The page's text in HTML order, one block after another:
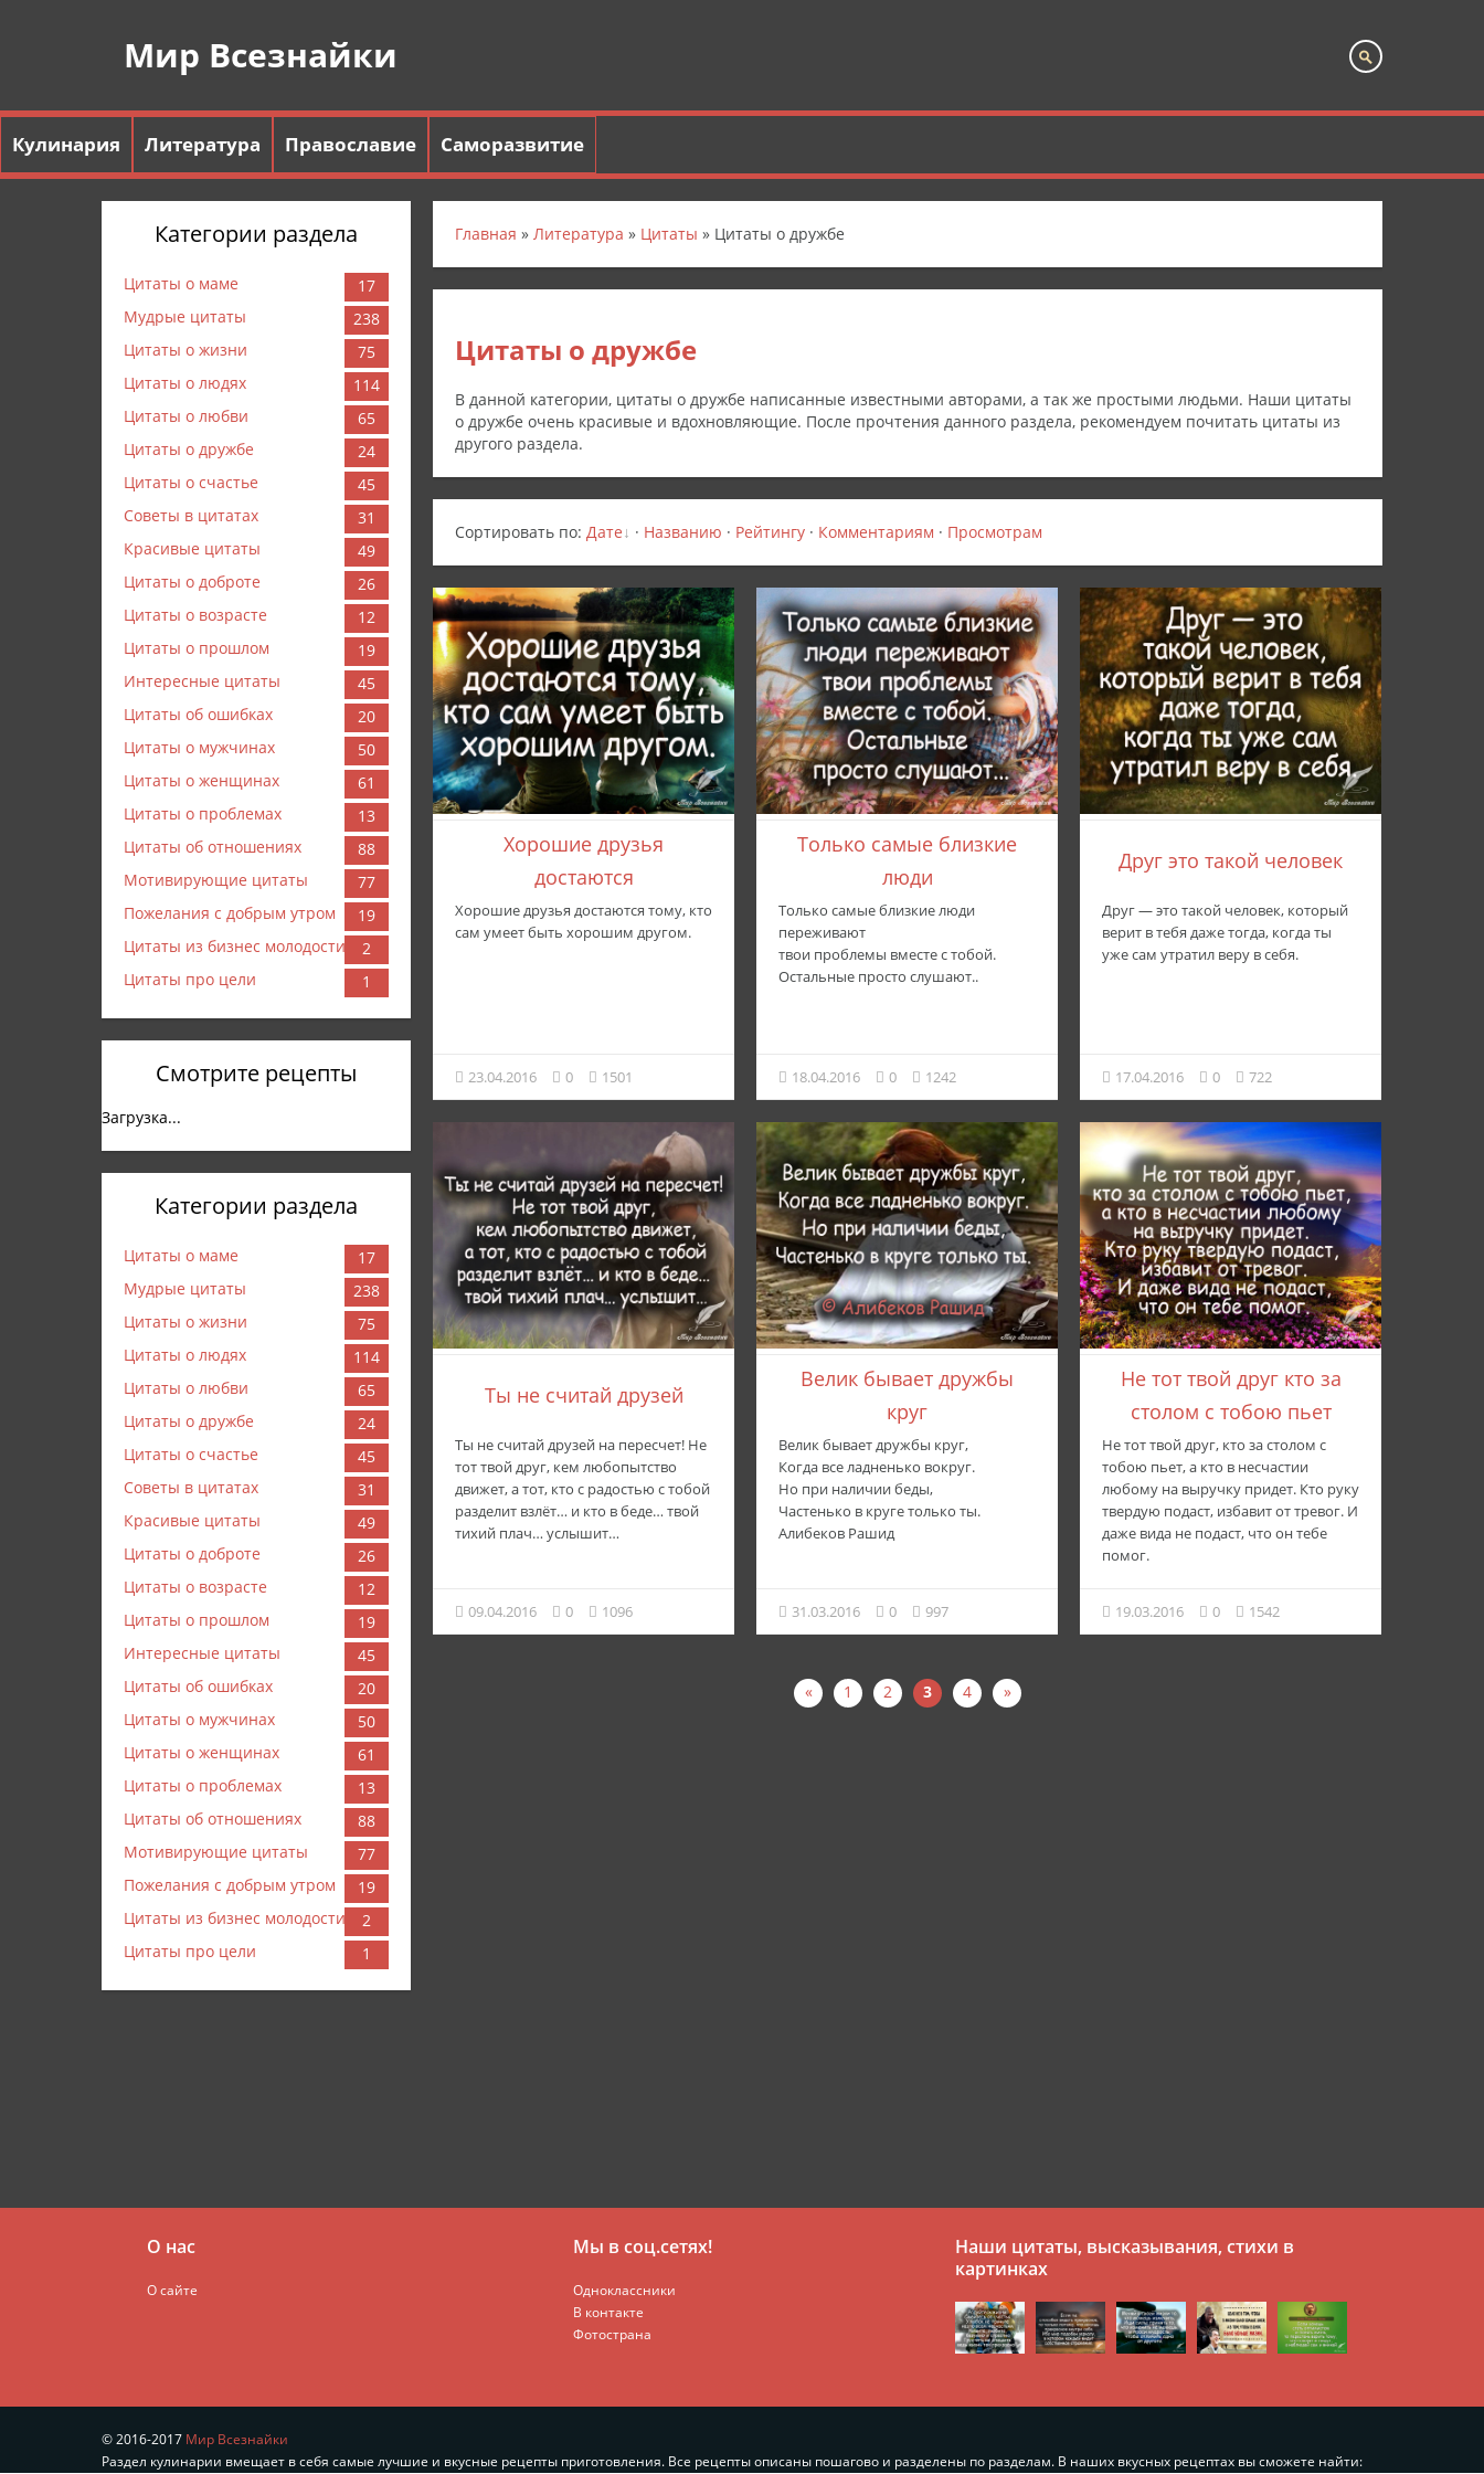
Мир Всезнайки
Кулинария Литература Православие Саморазвитие
Категории раздела
Цитаты о маме
17
Мудрые цитаты
238
Цитаты о жизни
75
Цитаты о людях
114
Цитаты о любви
65
Цитаты о дружбе
24
Цитаты о счастье
45
Советы в цитатах
31
Красивые цитаты
49
Цитаты о доброте
26
Цитаты о возрасте
12
Цитаты о прошлом
19
Интересные цитаты
45
Цитаты об ошибках
20
Цитаты о мужчинах
50
Цитаты о женщинах
61
Цитаты о проблемах
13
Цитаты об отношениях
88
Мотивирующие цитаты
77
Пожелания с добрым утром
19
Цитаты из бизнес молодости
2
Цитаты про цели
1
Смотрите рецепты
Загрузка...
Категории раздела
Цитаты о маме
17
Мудрые цитаты
238
Цитаты о жизни
75
Цитаты о людях
114
Цитаты о любви
65
Цитаты о дружбе
24
Цитаты о счастье
45
Советы в цитатах
31
Красивые цитаты
49
Цитаты о доброте
26
Цитаты о возрасте
12
Цитаты о прошлом
19
Интересные цитаты
45
Цитаты об ошибках
20
Цитаты о мужчинах
50
Цитаты о женщинах
61
Цитаты о проблемах
13
Цитаты об отношениях
88
Мотивирующие цитаты
77
Пожелания с добрым утром
19
Цитаты из бизнес молодости
2
Цитаты про цели
1
Главная » Литература » Цитаты » Цитаты о дружбе
Цитаты о дружбе
В данной категории, цитаты о дружбе написанные известными авторами, а так же простыми людьми. Наши цитаты
о дружбе очень красивые и вдохновляющие. После прочтения данного раздела, рекомендуем почитать цитаты из
другого раздела.
Сортировать по: Дате · Названию · Рейтингу · Комментариям · Просмотрам
Хорошие друзья
достаются
Хорошие друзья достаются тому, кто
сам умеет быть хорошим другом.
23.04.2016 0 1501
Только самые близкие
люди
Только самые близкие люди
переживают
твои проблемы вместе с тобой.
Остальные просто слушают..
18.04.2016 0 1242
Друг это такой человек
Друг — это такой человек, который
верит в тебя даже тогда, когда ты
уже сам утратил веру в себя.
17.04.2016 0 722
Ты не считай друзей
Ты не считай друзей на пересчет! Не
тот твой друг, кем любопытство
движет, а тот, кто с радостью с тобой
разделит взлёт… и кто в беде… твой
тихий плач… услышит…
09.04.2016 0 1096
Велик бывает дружбы
круг
Велик бывает дружбы круг,
Когда все ладненько вокруг.
Но при наличии беды,
Частенько в круге только ты.
Алибеков Рашид
31.03.2016 0 997
Не тот твой друг кто за
столом с тобою пьет
Не тот твой друг, кто за столом с
тобою пьет, а кто в несчастии
любому на выручку придет. Кто руку
твердую подаст, избавит от тревог. И
даже вида не подаст, что он тебе
помог.
19.03.2016 0 1542
« 1 2 3 4 »
О нас
О сайте
Мы в соц.сетях!
Одноклассники
В контакте
Фотострана
Наши цитаты, высказывания, стихи в
картинках
© 2016-2017 Мир Всезнайки
Раздел кулинарии вмещает в себя самые лучшие и вкусные рецепты приготовления. Все рецепты описаны пошагово и разделены по разделам. В наших вкусных рецептах вы сможете найти: